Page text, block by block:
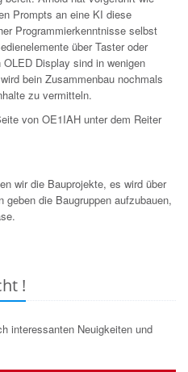
Prompts an eine KI diese
Programmierkenntnisse selbst
über Taster oder
Display sind in wenigen
bein Zusammenbau nochmals
zu vermitteln.
von OE1IAH unter dem Reiter
wir die Bauprojekte, es wird über
die Baugruppen aufzubauen,
!
interessanten Neuigkeiten und